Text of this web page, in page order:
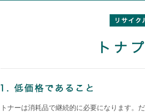
トナーは消耗品で継続的に必要になります。